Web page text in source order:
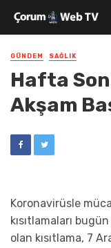
GÜNDEM SAĞLIK
Hafta
Akşam
Koronavirüsle
kısıtlamaları
olan kısıtlama, 7